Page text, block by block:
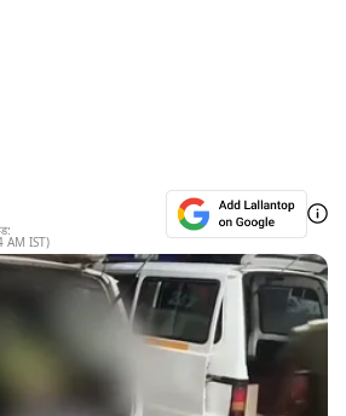
AM IST)